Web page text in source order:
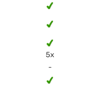
5x
-